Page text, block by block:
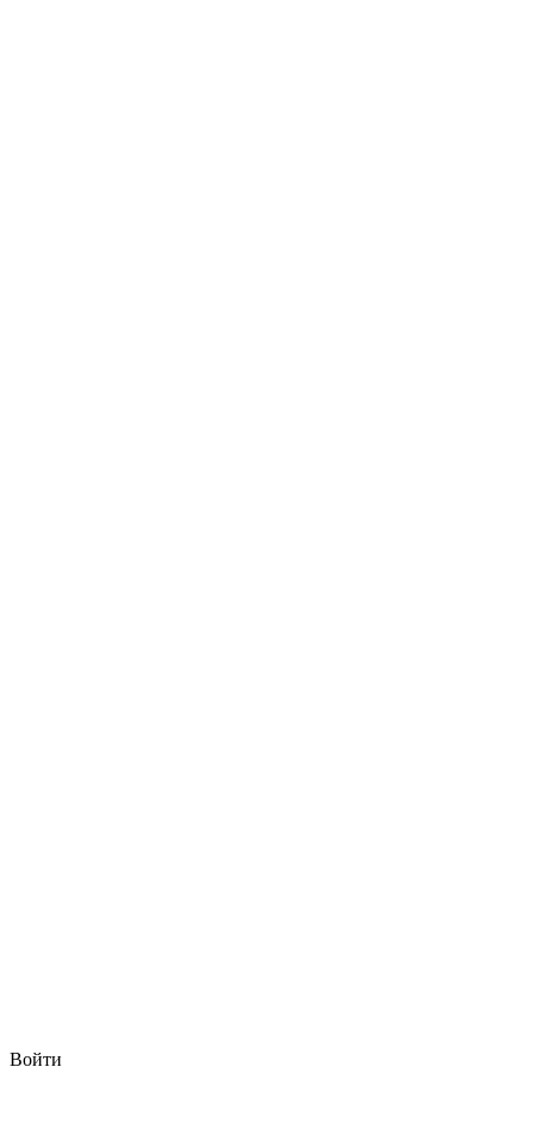
Войти